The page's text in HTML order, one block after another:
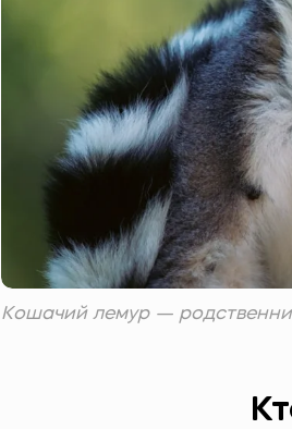
Кошачий лемур —